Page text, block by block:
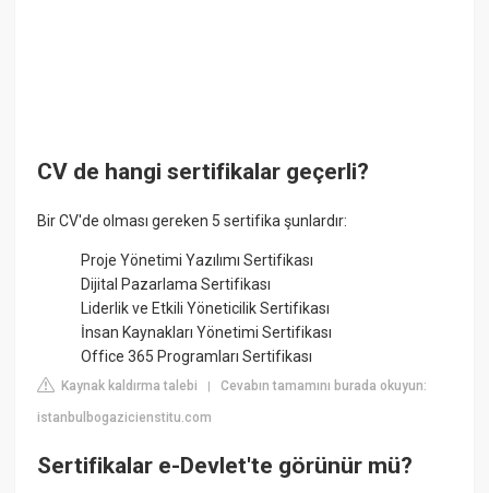
CV de hangi sertifikalar geçerli?
Bir CV'de olması gereken 5 sertifika şunlardır:
Proje Yönetimi Yazılımı Sertifikası
Dijital Pazarlama Sertifikası
Liderlik ve Etkili Yöneticilik Sertifikası
İnsan Kaynakları Yönetimi Sertifikası
Office 365 Programları Sertifikası
Kaynak kaldırma talebi |Cevabın tamamını burada okuyun:
istanbulbogazicienstitu.com
Sertifikalar e-Devlet'te görünür mü?